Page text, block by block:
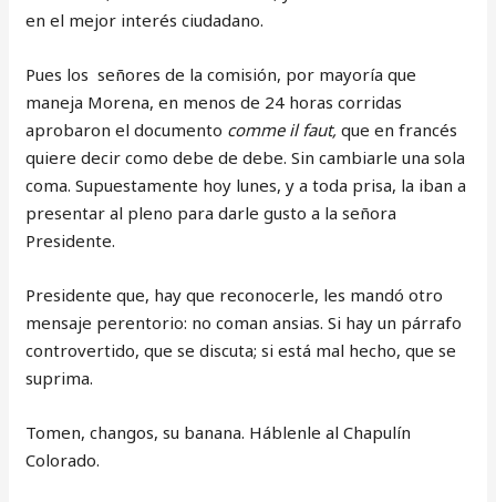
en el mejor interés ciudadano.
Pues los señores de la comisión, por mayoría que
maneja Morena, en menos de 24 horas corridas
aprobaron el documento comme il faut,que en francés
quiere decir como debe de debe. Sin cambiarle una sola
coma. Supuestamente hoy lunes, y a toda prisa, la iban a
presentar al pleno para darle gusto a la señora
Presidente.
Presidente que, hay que reconocerle, les mandó otro
mensaje perentorio: no coman ansias. Si hay un párrafo
controvertido, que se discuta; si está mal hecho, que se
suprima.
Tomen, changos, su banana. Háblenle al Chapulín
Colorado.